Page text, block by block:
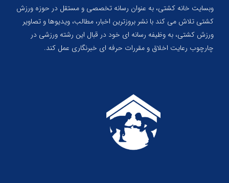
وبسایت خانه کشتی، به عنوان رسانه تخصصی و مستقل در حوزه ورزش
کشتی تلاش می کند با نشر بروزترین اخبار، مطالب، ویدیوها و تصاویر
ورزش کشتی، به وظیفه رسانه ای خود در قبال این رشته ورزشی در
چارچوب رعایت اخلاق و مقررات حرفه ای خبرنگاری عمل کند.